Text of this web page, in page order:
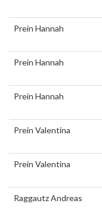
Prein Hannah
Prein Hannah
Prein Hannah
Prein Valentina
Prein Valentina
Raggautz Andreas